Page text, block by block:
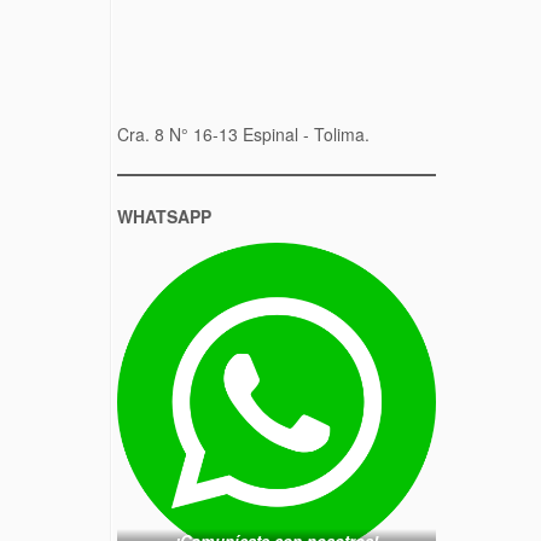
Cra. 8 N° 16-13 Espinal - Tolima.
WHATSAPP